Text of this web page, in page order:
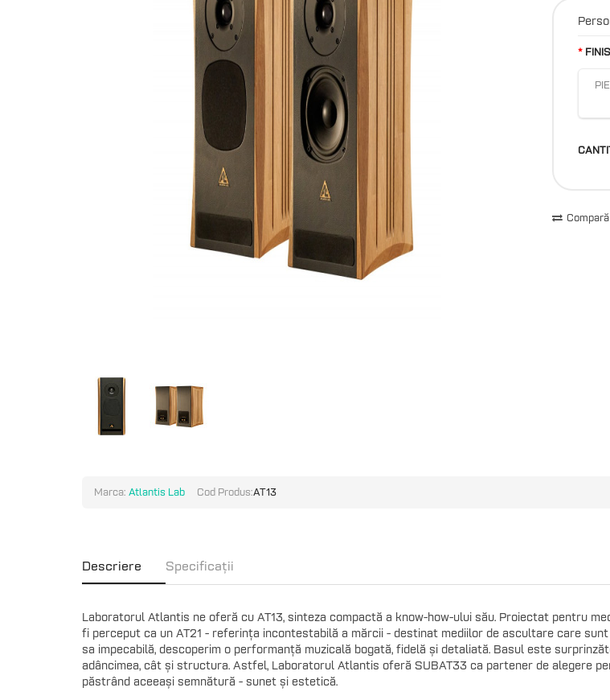
Compară
Marca: Atlantis Lab Cod Produs:AT13
Descriere Specificații
Laboratorul Atlantis ne oferă cu AT13, sinteza compactă a know-how-ului său. Proiectat pentru
fi perceput ca un AT21 - referința incontestabilă a mărcii - destinat mediilor de ascultare care
sa impecabilă, descoperim o performanță muzicală bogată, fidelă și detaliată. Basul este
adâncimea, cât și structura. Astfel, Laboratorul Atlantis oferă SUBAT33 ca partener de alegere
păstrând aceeași semnătură - sunet și estetică.